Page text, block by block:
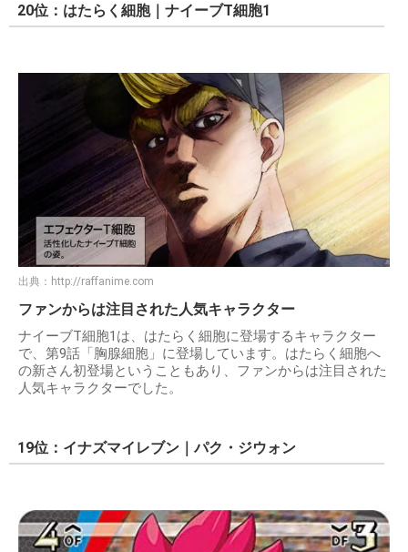
20位：はたらく細胞｜ナイーブT細胞1
出典： http://raffanime.com
ファンからは注目された人気キャラクター
ナイーブT細胞1は、はたらく細胞に登場するキャラクター
で、第9話「胸腺細胞」に登場しています。はたらく細胞へ
の新さん初登場ということもあり、ファンからは注目された
人気キャラクターでした。
19位：イナズマイレブン｜パク・ジウォン